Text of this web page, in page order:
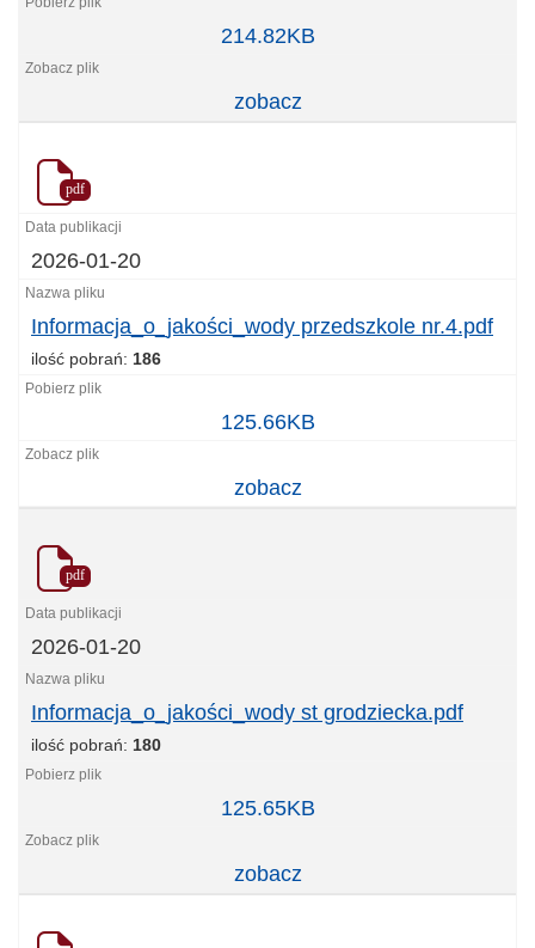
Podstawowa
nr.4
214.82KB
zobacz
pdf
2026-01-20
Informacja_o_jakości_wody przedszkole nr.4.pdf
ilość pobrań: 186
Informacja_o_jakości_wody
przedszkole
nr.4.pdf
125.66KB
zobacz
pdf
2026-01-20
Informacja_o_jakości_wody st grodziecka.pdf
ilość pobrań: 180
Informacja_o_jakości_wody
st
grodziecka.pdf
125.65KB
zobacz